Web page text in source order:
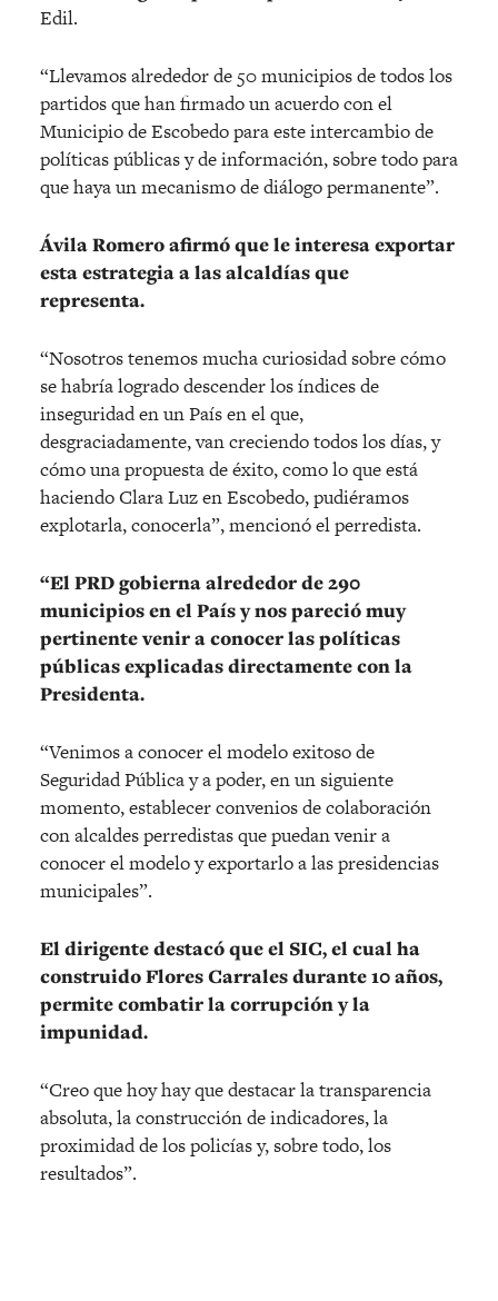
Edil.
“Llevamos alrededor de 50 municipios de todos los
partidos que han firmado un acuerdo con el
Municipio de Escobedo para este intercambio de
políticas públicas y de información, sobre todo para
que haya un mecanismo de diálogo permanente”.
Ávila Romero afirmó que le interesa exportar
esta estrategia a las alcaldías que
representa.
“Nosotros tenemos mucha curiosidad sobre cómo
se habría logrado descender los índices de
inseguridad en un País en el que,
desgraciadamente, van creciendo todos los días, y
cómo una propuesta de éxito, como lo que está
haciendo Clara Luz en Escobedo, pudiéramos
explotarla, conocerla”, mencionó el perredista.
“El PRD gobierna alrededor de 290
municipios en el País y nos pareció muy
pertinente venir a conocer las políticas
públicas explicadas directamente con la
Presidenta.
“Venimos a conocer el modelo exitoso de
Seguridad Pública y a poder, en un siguiente
momento, establecer convenios de colaboración
con alcaldes perredistas que puedan venir a
conocer el modelo y exportarlo a las presidencias
municipales”.
El dirigente destacó que el SIC, el cual ha
construido Flores Carrales durante 10 años,
permite combatir la corrupción y la
impunidad.
“Creo que hoy hay que destacar la transparencia
absoluta, la construcción de indicadores, la
proximidad de los policías y, sobre todo, los
resultados”.